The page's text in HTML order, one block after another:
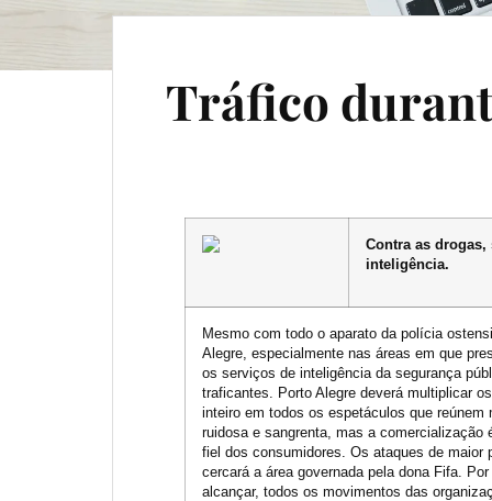
Tráfico
Contra as
inteligência.
Mesmo com todo o aparato da polícia
Alegre, especialmente nas áreas em que
os serviços de inteligência da segurança
traficantes. Porto Alegre deverá multiplicar
inteiro em todos os espetáculos que
ruidosa e sangrenta, mas a
fiel dos consumidores. Os ataques de maior
cercará a área governada pela dona Fifa.
alcançar, todos os movimentos das